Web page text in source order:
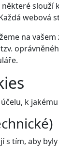
slouží
webová
na
.
k
s tím, aby